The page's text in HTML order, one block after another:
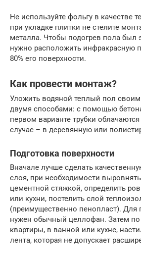
Не используйте фольгу в качестве
при укладке плитки не стелите
металла. Чтобы подогрев пола
нужно расположить инфракрасную
80% его поверхности.
Как провести монтаж?
Уложить водяной теплый пол
двумя способами: с помощью
первом варианте трубки
случае – в деревянную или
Подготовка поверхности
Вначале лучше сделать
слоя, при необходимости
цементной стяжкой, определить
или кухни, постелить слой
(преимущественно пенопласт). Для
нужен обычный целлофан. Затем по
квартиры, в ванной или кухне,
лента, которая не допускает